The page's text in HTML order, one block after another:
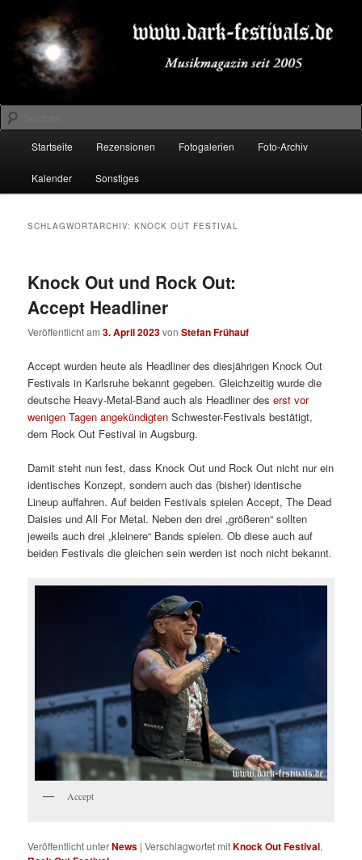
primären
Inhalt
springen
sekundären
Inhalt
springenDARK-FESTIVALS.DE
Suchen
Startseite Rezensionen Fotogalerien Foto-Archiv
Kalender Sonstiges
SCHLAGWORTARCHIV:KNOCK OUT FESTIVAL
Knock Out und Rock Out:
Accept Headliner
Veröffentlicht am3. April 2023vonStefan Frühauf
Accept wurden heute als Headliner des diesjährigen Knock Out
Festivals in Karlsruhe bekannt gegeben. Gleichzeitig wurde die
deutsche Heavy-Metal-Band auch als Headliner deserst vor
wenigen Tagen angekündigten Schwester-Festivals bestätigt,
dem Rock Out Festival in Augsburg.
Damit steht nun fest, dass Knock Out und Rock Out nicht nur ein
identisches Konzept, sondern auch das (bisher) identische
Lineup auffahren. Auf beiden Festivals spielen Accept, The Dead
Daisies und All For Metal. Neben den drei „größeren“ sollten
jeweils auch drei „kleinere“ Bands spielen. Ob diese auch auf
beiden Festivals die gleichen sein werden ist noch nicht bekannt.
Accept
Veröffentlicht unterNews |Verschlagwortet mitKnock Out Festival,